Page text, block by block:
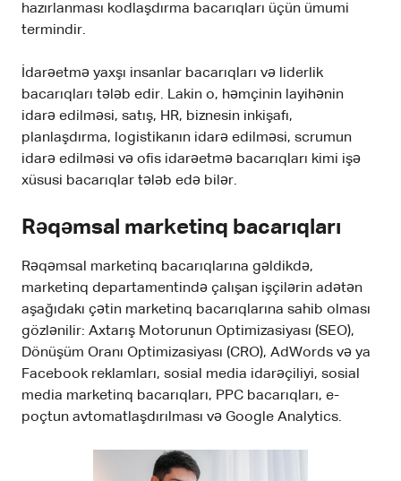
hazırlanması kodlaşdırma bacarıqları üçün ümumi
termindir.
İdarəetmə yaxşı insanlar bacarıqları və liderlik
bacarıqları tələb edir. Lakin o, həmçinin layihənin
idarə edilməsi, satış, HR, biznesin inkişafı,
planlaşdırma, logistikanın idarə edilməsi, scrumun
idarə edilməsi və ofis idarəetmə bacarıqları kimi işə
xüsusi bacarıqlar tələb edə bilər.
Rəqəmsal marketinq bacarıqları
Rəqəmsal marketinq bacarıqlarına gəldikdə,
marketinq departamentində çalışan işçilərin adətən
aşağıdakı çətin marketinq bacarıqlarına sahib olması
gözlənilir: Axtarış Motorunun Optimizasiyası (SEO),
Dönüşüm Oranı Optimizasiyası (CRO), AdWords və ya
Facebook reklamları, sosial media idarəçiliyi, sosial
media marketinq bacarıqları, PPC bacarıqları, e-
poçtun avtomatlaşdırılması və Google Analytics.